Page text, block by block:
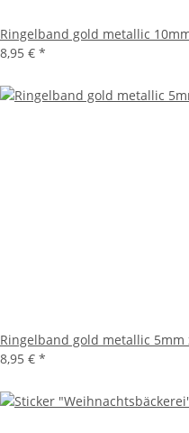
Ringelband gold metallic
8,95 € *
Ringelband gold metallic 5mm
8,95 € *